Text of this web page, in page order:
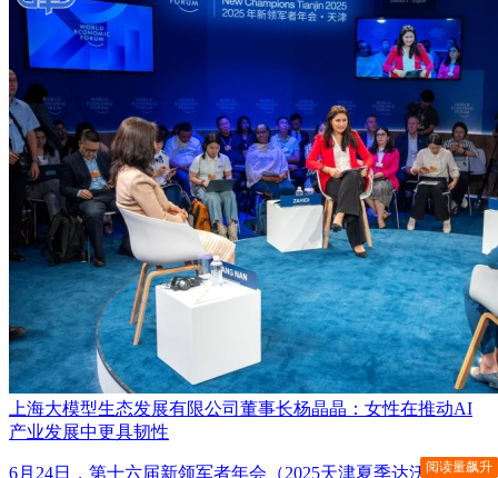
阅读量飙升
阅读量飙升
阅读量飙升
阅读量飙升
阅读量飙升
阅读量飙升
阅读量飙升
阅读量飙升
阅读量飙升
阅读量飙升
阅读量飙升
阅读量飙升
阅读量飙升
阅读量飙升
上海大模型生态发展有限公司董事长杨晶晶：女性在推动AI
产业发展中更具韧性
6月24日，第十六届新领军者年会（2025天津夏季达沃斯论
阅读量飙升
阅读量飙升
阅读量飙升
阅读量飙升
阅读量飙升
阅读量飙升
阅读量飙升
阅读量飙升
阅读量飙升
阅读量飙升